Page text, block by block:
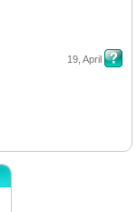
19, April